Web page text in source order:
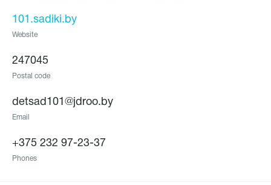
101.sadiki.by
Website
247045
Postal code
detsad101@jdroo.by
Email
+375 232 97-23-37
Phones